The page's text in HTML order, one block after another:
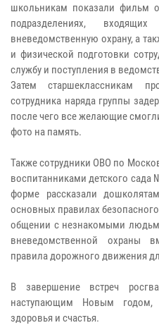
школьникам показали фильм
подразделениях,
вневедомственную охрану, а
и физической подготовки
службу и поступления в
Затем старшеклассникам
сотрудника наряда группы
после чего все желающие
фото на память.
Также сотрудники ОВО по
воспитанниками детского
форме рассказали
основных правилах
общении с незнакомыми
вневедомственной охраны
правила дорожного движения
В завершение встреч
наступающим Новым годом,
здоровья и счастья.